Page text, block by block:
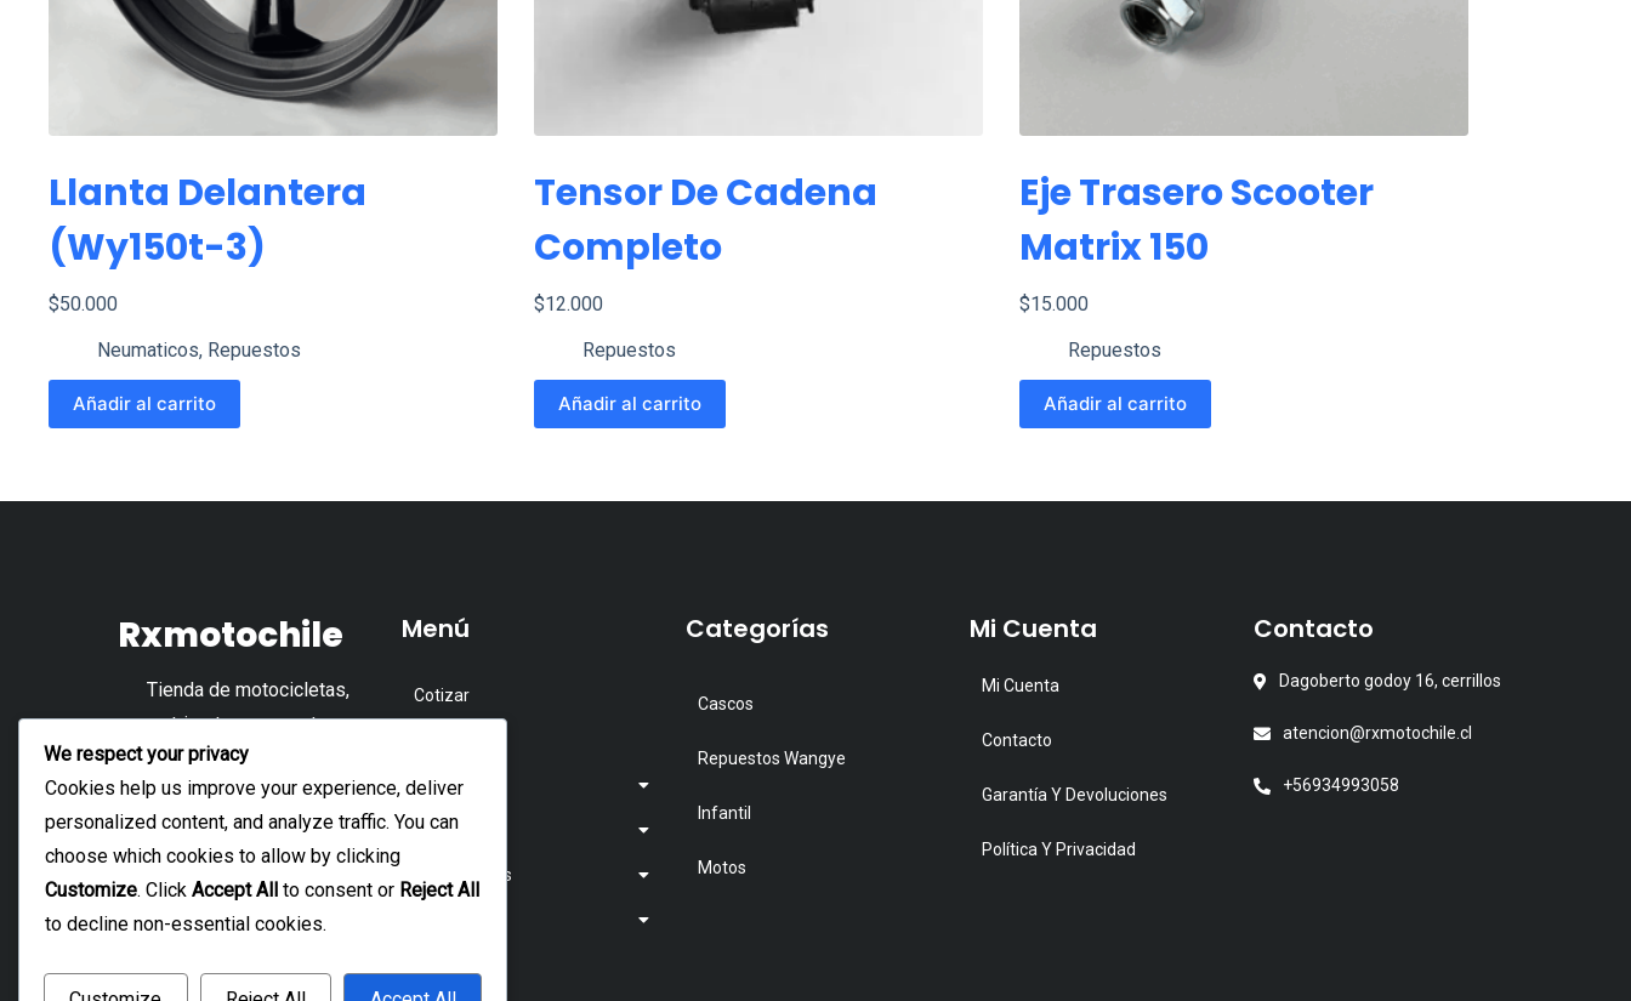
Llanta Delantera
(wy150t-3)
$50.000
Neumaticos, Repuestos
Añadir al carrito
Tensor De Cadena
Completo
$12.000
Repuestos
Añadir al carrito
Eje Trasero Scooter
Matrix 150
$15.000
Repuestos
Añadir al carrito
Rxmotochile
Tienda de motocicletas,
cuatrimotos, repuestos y
accesorios.
Menú
Cotizar
Accesorios
Repuesto
Motocicletas
Categorías
Cascos
Repuestos Wangye
Infantil
Motos
Mi Cuenta
Mi Cuenta
Contacto
Garantía Y Devoluciones
Política Y Privacidad
Contacto
Dagoberto godoy 16, cerrillos
atencion@rxmotochile.cl
+56934993058
We respect your privacy
Cookies help us improve your experience, deliver
personalized content, and analyze traffic. You can
choose which cookies to allow by clicking
Customize. Click Accept All to consent or Reject All
to decline non-essential cookies.